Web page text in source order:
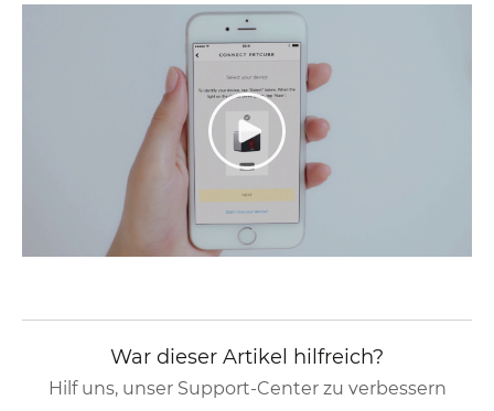
War dieser Artikel hilfreich?
Hilf uns, unser Support-Center zu verbessern